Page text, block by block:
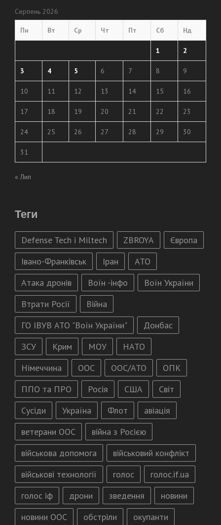
Серпень 2026
Пн Вт Ср Чт Пт Сб Нд
1 2
3 4 5 6 7 8 9
10 11 12 13 14 15 16
17 18 19 20 21 22 23
24 25 26 27 28 29 30
31
« Лип
Теги
Defense Tech і Miltech ZBROYA
Європа
Івано-Франківськ
Іран
АТО
Атака дронів
Воїн -інфо
Воїн України
Втрати Росії
Війна
ГО ІВУВ АТО "Воїн України"
Донбас
ЗСУ
Крим МОУ
НАТО
Німеччина
ООС ООС/АТО
ОПК
ППО та ПРО
Росія США
Світ
Сусіди
Україна Флот
авіація
ветерани ООС
війна з Росією
військова допомога
військовий конфлікт
військові технології
голос
голос.if.ua
голос іф
дрони зведення
новини
новини ООС
обстріли окупанти